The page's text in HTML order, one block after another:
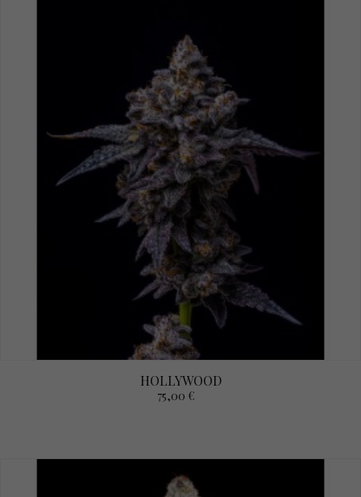
HOLLYWOOD
75,00 €